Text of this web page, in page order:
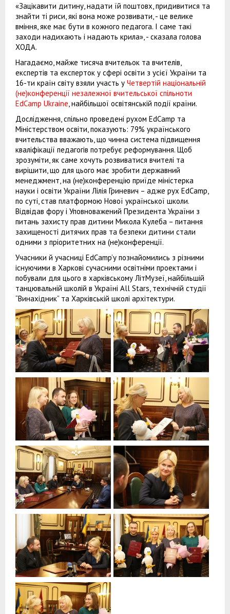
«Зацікавити дитину, надати їй поштовх, придивитися та
знайти ті риси, які вона може розвивати, - це велике
вміння, яке має бути в кожного педагога. І саме такі
заходи надихають і надають крила», - сказала голова
ХОДА.
Нагадаємо, майже тисяча вчительок та вчителів,
експертів та експерток у сфері освіти з усієї України та
16-ти країн світу взяли участь у Четвертій національній
(не)конференції незалежної вчительської спільноти
EdCamp Ukraine , найбільшої освітянській події країни.
Дослідження, спільно проведені рухом EdCamp та
Міністерством освіти, показують: 79% українського
вчительства вважають, що чинна система підвищення
кваліфікації педагогів потребує реформування. Щоб
зрозуміти, як саме хочуть розвиватися вчителі та
вирішити, що для цього має зробити державний
менеджмент, на (не)конференцію приїде міністерка
науки і освіти України Лілія Гриневич – адже рух EdCamp,
по суті, став платформою Нової української школи.
Відвідав фору і Уповноважений Президента України з
питань захисту прав дитини Микола Кулеба – питання
захищеності дитячих прав та безпеки дитини стали
одними з пріоритетних на (не)конференції.
Учасники й учасниці EdCamp’у познайомились з різними
існуючими в Харкові сучасними освітніми проектами і
побували для цього в харківському ЛітМузеї, найбільшій
танцювальній школій в Україні All Stars, технічній студії
“Винахідник” та Харківській школі архітектури.